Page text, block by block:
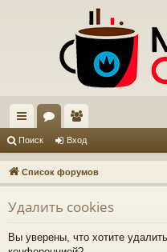
с
ы
лк
и
ум
ы
ол
ьз
ов
ат
ел
Поиск Вход
Список форумов
Удалить cookies
Вы уверены, что хотите